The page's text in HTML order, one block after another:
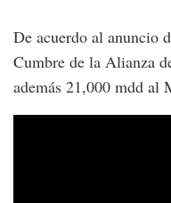
De acuerdo al anuncio
Cumbre de la Alianza
además 21,000 mdd al